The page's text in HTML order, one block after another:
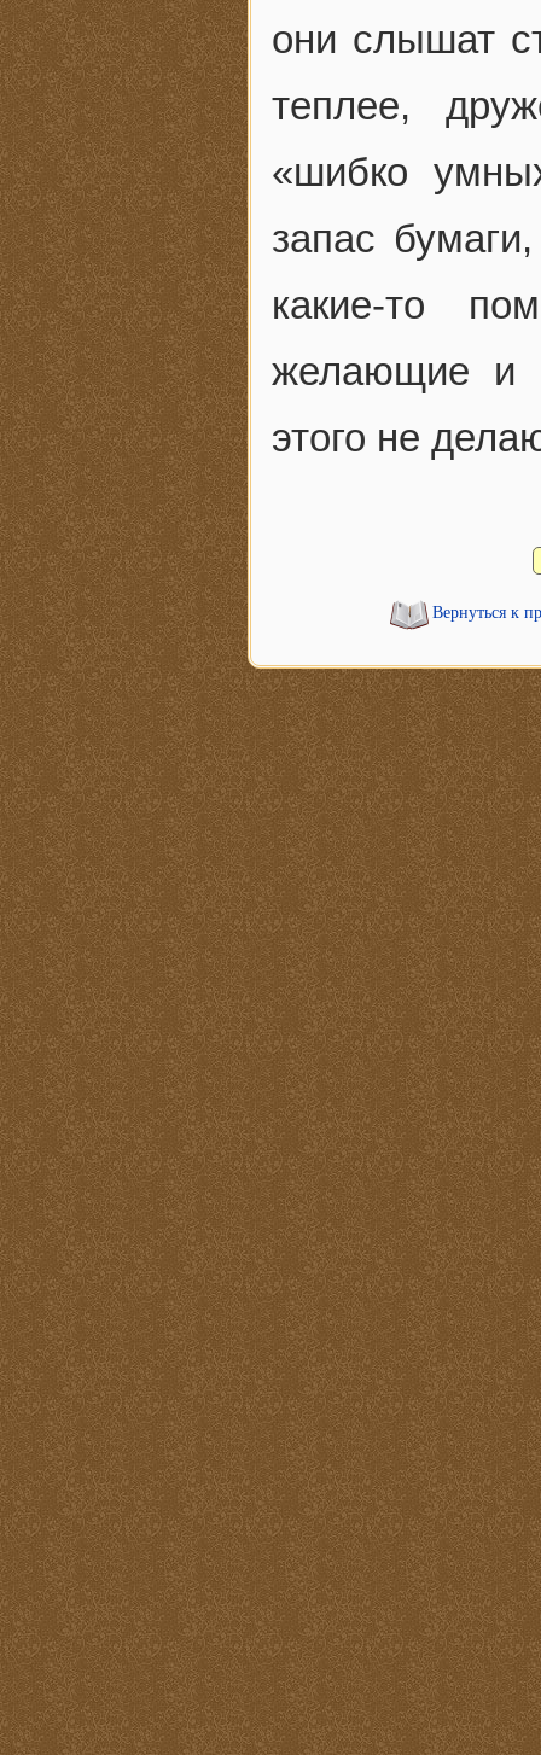
они слышат
теплее,
«шибко
запас
какие-то
желающие и
этого не
Вернуться к